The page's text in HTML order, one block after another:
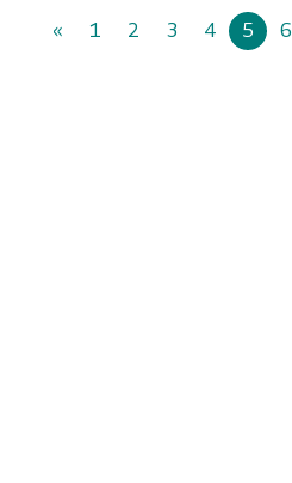
« 1 2 3 4 5 6